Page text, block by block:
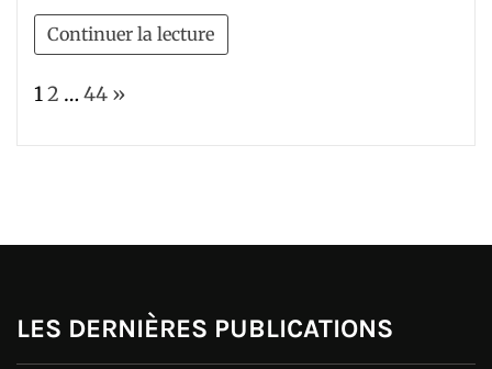
Continuer la lecture
Page:
12 … 44 Next
»
LES DERNIÈRES PUBLICATIONS